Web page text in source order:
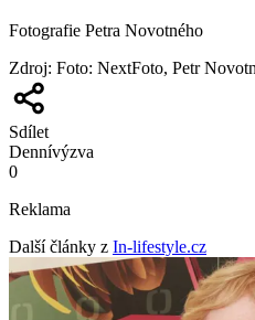
Fotografie Petra Novotného
Zdroj: Foto: NextFoto, Petr
Sdílet
Dennívýzva
0
Reklama
Další články z In-lifestyle.cz